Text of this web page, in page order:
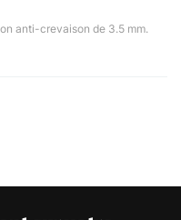
anti-crevaison de 3.5 mm.